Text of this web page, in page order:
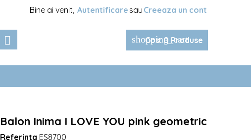
Bine ai venit, Autentificare sau Creeaza un cont
shopping_cart
Cos: 0 Produse

Balon Inima I LOVE YOU pink geometric
Referinta ES8700